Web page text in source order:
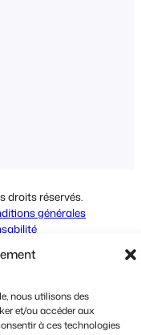
nous utilisons des
et/ou accéder aux
à ces technologies
droits réservés.
générales